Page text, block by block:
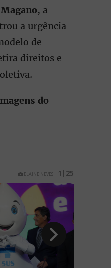
, a
a urgência
de
direitos e
do